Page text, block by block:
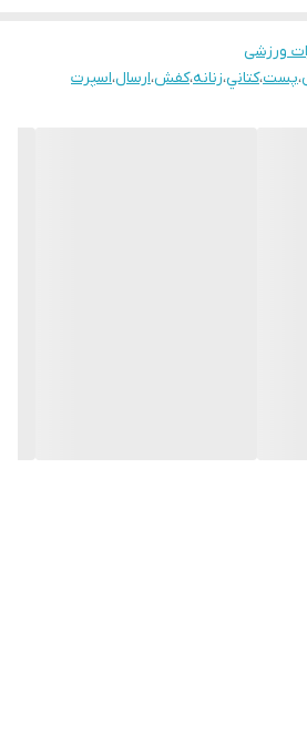
ورزشی
،پست،كتاني،زنانه،كفش،ارسال،اسپرت